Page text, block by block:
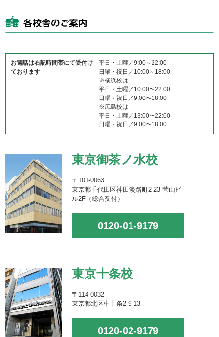
お電話は右記時間帯にて受付け
ております
平日・土曜／9:00～22:00
日曜・祝日／10:00～18:00
※横浜校は
平日・土曜／10:00〜22:00
日曜・祝日／9:00〜18:00
※広島校は
平日・土曜／13:00〜22:00
日曜・祝日／9:00〜18:00
東京御茶ノ水校
〒101-0063
東京都千代田区神田淡路町2-23 菅山ビ
ル2F（総合受付）
0120-01-9179
東京十条校
〒114-0032
東京都北区中十条2-9-13
0120-02-9179